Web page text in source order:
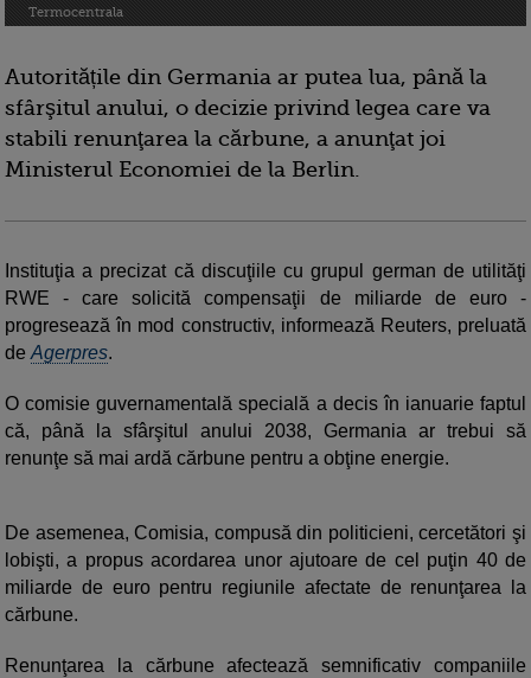
Termocentrala
Autoritățile din Germania ar putea lua, până la
sfârşitul anului, o decizie privind legea care va
stabili renunţarea la cărbune, a anunţat joi
Ministerul Economiei de la Berlin.
Instituţia a precizat că discuţiile cu grupul german de utilităţi
RWE - care solicită compensaţii de miliarde de euro -
progresează în mod constructiv, informează Reuters, preluată
de Agerpres.
O comisie guvernamentală specială a decis în ianuarie faptul
că, până la sfârşitul anului 2038, Germania ar trebui să
renunţe să mai ardă cărbune pentru a obţine energie.
De asemenea, Comisia, compusă din politicieni, cercetători şi
lobişti, a propus acordarea unor ajutoare de cel puţin 40 de
miliarde de euro pentru regiunile afectate de renunţarea la
cărbune.
Renunţarea la cărbune afectează semnificativ companiile